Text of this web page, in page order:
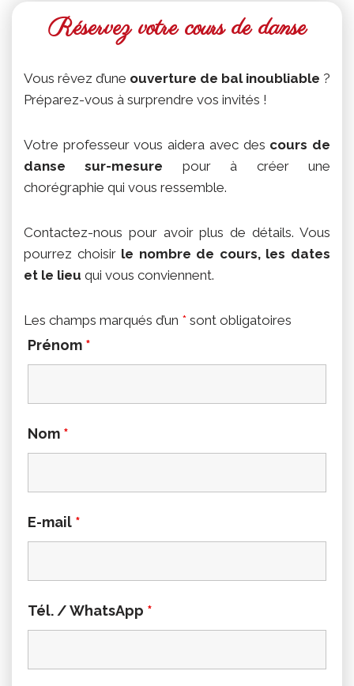
Réservez votre cours de danse
Vous rêvez d’une ouverture de bal inoubliable ?
Préparez-vous à surprendre vos invités !
Votre professeur vous aidera avec des cours de
danse sur-mesure pour à créer une
chorégraphie qui vous ressemble.
Contactez-nous pour avoir plus de détails. Vous
pourrez choisir le nombre de cours, les dates
et le lieu qui vous conviennent.
Les champs marqués d’un * sont obligatoires
Prénom *
Nom *
E-mail *
Tél. / WhatsApp *